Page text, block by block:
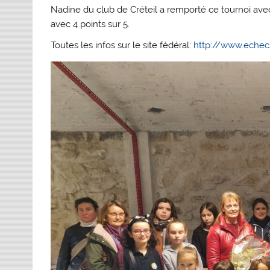
Nadine du club de Créteil a remporté ce tournoi
avec 4 points sur 5.
Toutes les infos sur le site fédéral: http://